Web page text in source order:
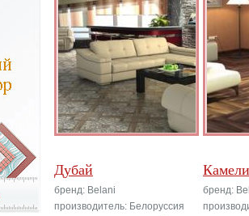
Дубай
бренд: Belani
производитель: Белоруссия
бренд: